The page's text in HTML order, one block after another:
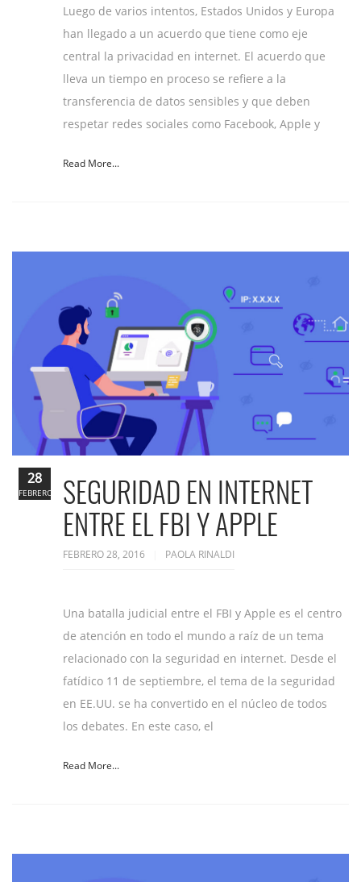
Luego de varios intentos, Estados Unidos y Europa
han llegado a un acuerdo que tiene como eje
central la privacidad en internet. El acuerdo que
lleva un tiempo en proceso se refiere a la
transferencia de datos sensibles y que deben
respetar redes sociales como Facebook, Apple y
Read More...
SEGURIDAD EN INTERNET
ENTRE EL FBI Y APPLE
FEBRERO 28, 2016 PAOLA RINALDI
Una batalla judicial entre el FBI y Apple es el centro
de atención en todo el mundo a raíz de un tema
relacionado con la seguridad en internet. Desde el
fatídico 11 de septiembre, el tema de la seguridad
en EE.UU. se ha convertido en el núcleo de todos
los debates. En este caso, el
Read More...
28
FEBRERO